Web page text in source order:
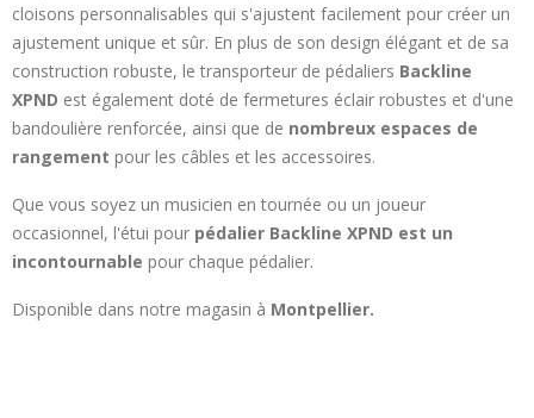
cloisons personnalisables qui s'ajustent facilement pour créer un
ajustement unique et sûr. En plus de son design élégant et de sa
construction robuste, le transporteur de pédaliers Backline
XPND est également doté de fermetures éclair robustes et d'une
bandoulière renforcée, ainsi que de nombreux espaces de
rangement pour les câbles et les accessoires.
Que vous soyez un musicien en tournée ou un joueur
occasionnel, l'étui pour pédalier Backline XPND est un
incontournable pour chaque pédalier.
Disponible dans notre magasin à Montpellier.